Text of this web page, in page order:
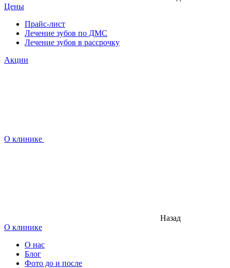
Цены
Прайс-лист
Лечение зубов по ДМС
Лечение зубов в рассрочку
Акции
О клинике
Назад
О клинике
О нас
Блог
Фото до и после